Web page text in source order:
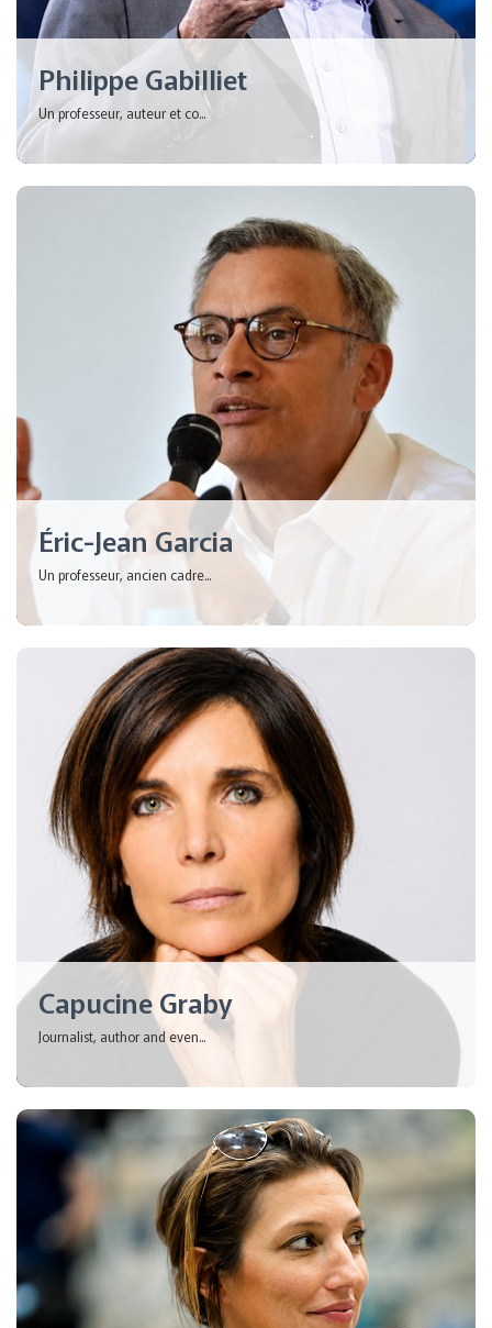
Philippe Gabilliet
Un professeur, auteur et co...
Éric-Jean Garcia
Un professeur, ancien cadre...
Capucine Graby
Journalist, author and even...